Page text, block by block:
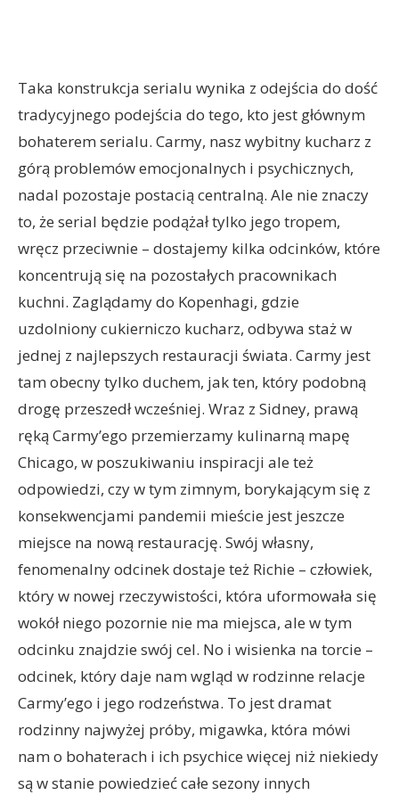
Taka konstrukcja serialu wynika z odejścia do dość
tradycyjnego podejścia do tego, kto jest głównym
bohaterem serialu. Carmy, nasz wybitny kucharz z
górą problemów emocjonalnych i psychicznych,
nadal pozostaje postacią centralną. Ale nie znaczy
to, że serial będzie podążał tylko jego tropem,
wręcz przeciwnie – dostajemy kilka odcinków, które
koncentrują się na pozostałych pracownikach
kuchni. Zaglądamy do Kopenhagi, gdzie
uzdolniony cukierniczo kucharz, odbywa staż w
jednej z najlepszych restauracji świata. Carmy jest
tam obecny tylko duchem, jak ten, który podobną
drogę przeszedł wcześniej. Wraz z Sidney, prawą
ręką Carmy’ego przemierzamy kulinarną mapę
Chicago, w poszukiwaniu inspiracji ale też
odpowiedzi, czy w tym zimnym, borykającym się z
konsekwencjami pandemii mieście jest jeszcze
miejsce na nową restaurację. Swój własny,
fenomenalny odcinek dostaje też Richie – człowiek,
który w nowej rzeczywistości, która uformowała się
wokół niego pozornie nie ma miejsca, ale w tym
odcinku znajdzie swój cel. No i wisienka na torcie –
odcinek, który daje nam wgląd w rodzinne relacje
Carmy’ego i jego rodzeństwa. To jest dramat
rodzinny najwyżej próby, migawka, która mówi
nam o bohaterach i ich psychice więcej niż niekiedy
są w stanie powiedzieć całe sezony innych